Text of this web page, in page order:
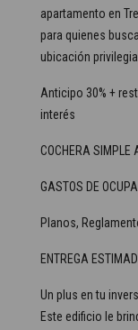
apartamento en
para quienes
ubicación
Anticipo 30% +
interés
COCHERA
GASTOS DE
Planos,
ENTREGA
Un plus en tu
Este edificio le